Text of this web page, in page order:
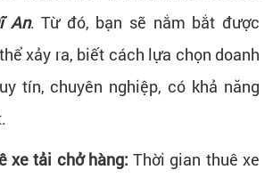
An. Từ đó, bạn sẽ nắm bắt được
xảy ra, biết cách lựa chọn doanh
tín, chuyên nghiệp, có khả năng
xe tải chở hàng: Thời gian thuê xe